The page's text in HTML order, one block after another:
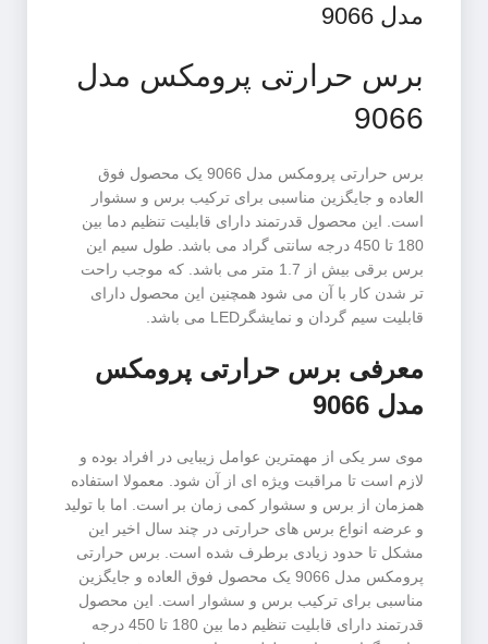
مدل 9066
برس حرارتی پرومکس مدل
9066
برس حرارتی پرومکس مدل 9066 یک محصول فوق
العاده و جایگزین مناسبی برای ترکیب برس و سشوار
است. این محصول قدرتمند دارای قابلیت تنظیم دما بین
180 تا 450 درجه سانتی گراد می باشد. طول سیم این
برس برقی بیش از 1.7 متر می باشد. که موجب راحت
تر شدن کار با آن می شود همچنین این محصول دارای
قابلیت سیم گردان و نمایشگرLED می باشد.
معرفی برس حرارتی پرومکس
مدل 9066
موی سر یکی از مهمترین عوامل زیبایی در افراد بوده و
لازم است تا مراقبت ویژه ای از آن شود. معمولا استفاده
همزمان از برس و سشوار کمی زمان بر است. اما با تولید
و عرضه انواع برس های حرارتی در چند سال اخیر این
مشکل تا حدود زیادی برطرف شده است. برس حرارتی
پرومکس مدل 9066 یک محصول فوق العاده و جایگزین
مناسبی برای ترکیب برس و سشوار است. این محصول
قدرتمند دارای قابلیت تنظیم دما بین 180 تا 450 درجه